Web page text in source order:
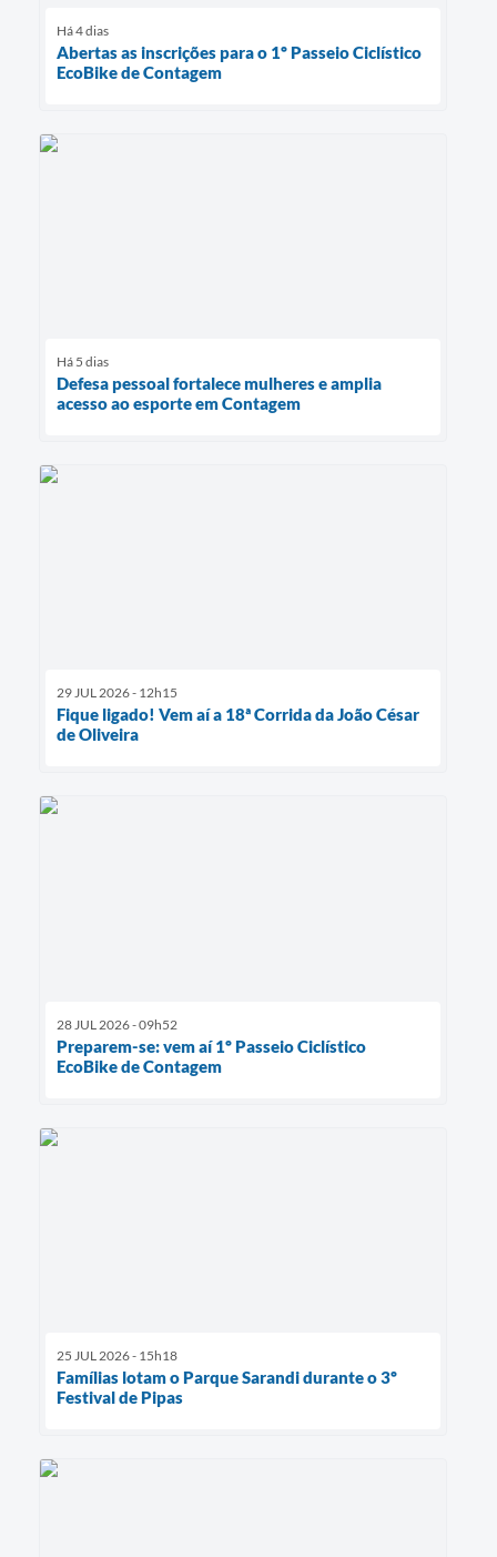
Há 4 dias
Abertas as inscrições para o 1º Passeio Ciclístico
EcoBike de Contagem
Há 5 dias
Defesa pessoal fortalece mulheres e amplia
acesso ao esporte em Contagem
29 JUL 2026 - 12h15
Fique ligado! Vem aí a 18ª Corrida da João César
de Oliveira
28 JUL 2026 - 09h52
Preparem-se: vem aí 1º Passeio Ciclístico
EcoBike de Contagem
25 JUL 2026 - 15h18
Famílias lotam o Parque Sarandi durante o 3º
Festival de Pipas